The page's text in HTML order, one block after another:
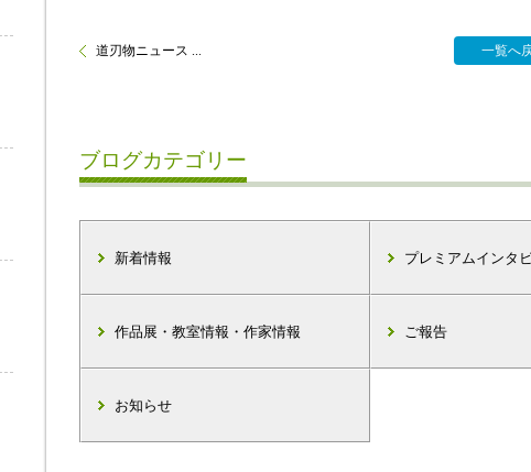
道刃物ニュース ... 一覧へ
ブログカテゴリー
新着情報 プレミアムインタ
作品展・教室情報・作家情報 ご報告
お知らせ